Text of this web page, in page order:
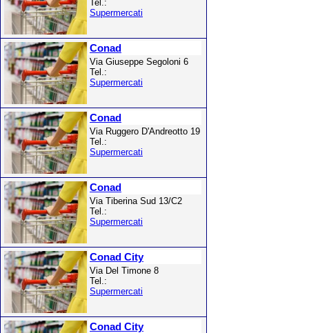
Tel.:
Supermercati
Conad
Via Giuseppe Segoloni 6
Tel.:
Supermercati
Conad
Via Ruggero D'Andreotto 19
Tel.:
Supermercati
Conad
Via Tiberina Sud 13/C2
Tel.:
Supermercati
Conad City
Via Del Timone 8
Tel.:
Supermercati
Conad City